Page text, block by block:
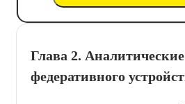
Глава 2.
федеративного